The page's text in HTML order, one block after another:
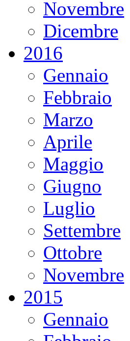
Novembre
Dicembre
2016
Gennaio
Febbraio
Marzo
Aprile
Maggio
Giugno
Luglio
Settembre
Ottobre
Novembre
2015
Gennaio